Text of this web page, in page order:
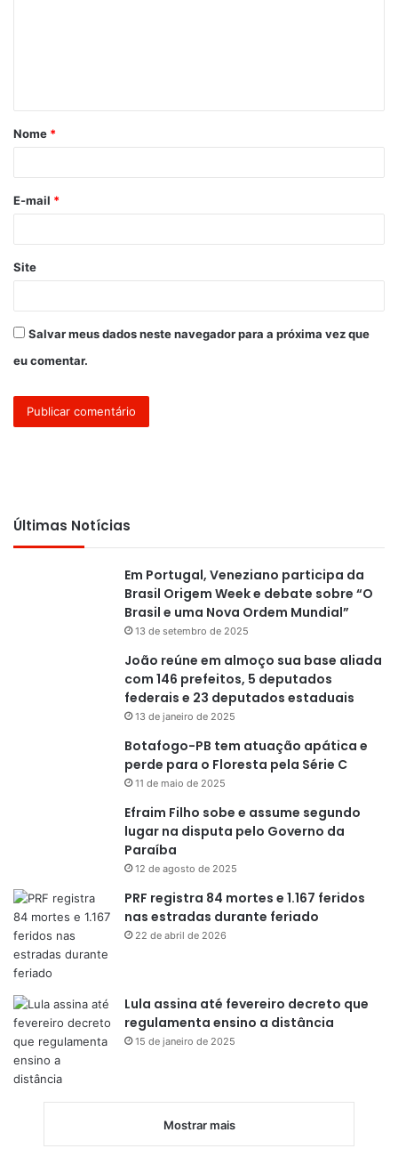
á
r
*
Nome *
E-mail *
Site
Salvar meus dados neste navegador para a próxima vez que
eu comentar.
Últimas Notícias
Em Portugal, Veneziano participa da
Brasil Origem Week e debate sobre “O
Brasil e uma Nova Ordem Mundial”
13 de setembro de 2025
João reúne em almoço sua base aliada
com 146 prefeitos, 5 deputados
federais e 23 deputados estaduais
13 de janeiro de 2025
Botafogo-PB tem atuação apática e
perde para o Floresta pela Série C
11 de maio de 2025
Efraim Filho sobe e assume segundo
lugar na disputa pelo Governo da
Paraíba
12 de agosto de 2025
PRF registra 84 mortes e 1.167 feridos
nas estradas durante feriado
22 de abril de 2026
Lula assina até fevereiro decreto que
regulamenta ensino a distância
15 de janeiro de 2025
Mostrar mais